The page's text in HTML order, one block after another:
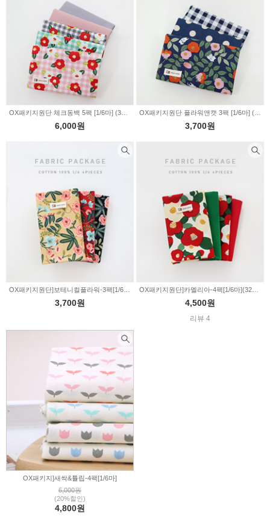
6,000원 3,700원
3,700원 4,500원
리뷰 4
OX패키지]새싹&튤립-4팩[1/6마]
6,000원
(20%할인)
4,800원